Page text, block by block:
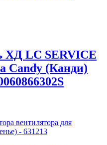
ХД LC SERVICE
Candy (Канди)